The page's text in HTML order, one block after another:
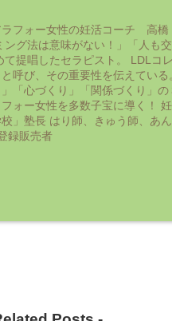
ラフォー女性の妊活コーチ 高
グ法は意味がない！」「人も
て提唱したセラピスト。 LDLコ
と呼び、その重要性を伝えてい
「心づくり」「関係づくり」の
ォー女性を多数子宝に導く！
校」塾長 はり師、きゅう師、あ
録販売者